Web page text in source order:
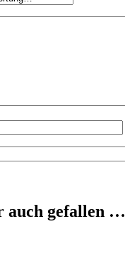
auch gefallen …